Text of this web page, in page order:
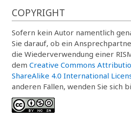
COPYRIGHT
Sofern kein Autor namentlich
Sie darauf, ob ein
die Wiederverwendung einer
dem Creative Commons
ShareAlike 4.0 International
anderen Fällen, wenden Sie sich